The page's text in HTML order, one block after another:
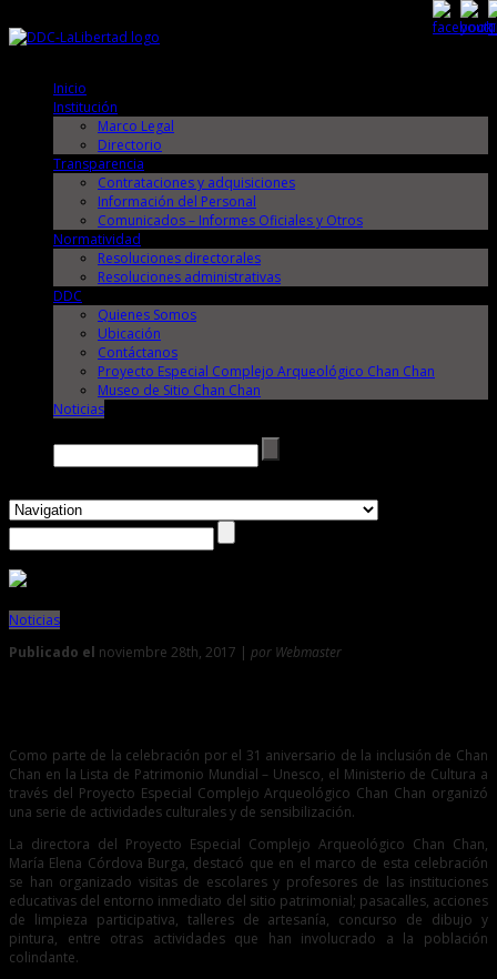
Inicio
Institución
Marco Legal
Directorio
Transparencia
Contrataciones y adquisiciones
Información del Personal
Comunicados – Informes Oficiales y Otros
Normatividad
Resoluciones directorales
Resoluciones administrativas
DDC
Quienes Somos
Ubicación
Contáctanos
Proyecto Especial Complejo Arqueológico Chan Chan
Museo de Sitio Chan Chan
Noticias
Noticias
Publicado el noviembre 28th, 2017 | por Webmaster
Como parte de la celebración por el 31 aniversario de la inclusión de Chan
Chan en la Lista de Patrimonio Mundial – Unesco, el Ministerio de Cultura a
través del Proyecto Especial Complejo Arqueológico Chan Chan organizó
una serie de actividades culturales y de sensibilización.
La directora del Proyecto Especial Complejo Arqueológico Chan Chan,
María Elena Córdova Burga, destacó que en el marco de esta celebración
se han organizado visitas de escolares y profesores de las instituciones
educativas del entorno inmediato del sitio patrimonial; pasacalles, acciones
de limpieza participativa, talleres de artesanía, concurso de dibujo y
pintura, entre otras actividades que han involucrado a la población
colindante.